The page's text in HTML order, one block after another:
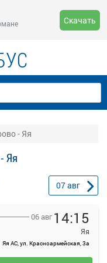
Скачать
- Яя
Яя
07авг
06 авг 14:15
Яя
Яя АС, ул. Красноармейская, 3а
с расписанием и
- Яя стоимостью от